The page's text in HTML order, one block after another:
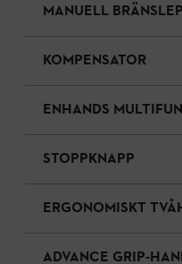
MANUELL
KOMPENSATOR
ENHANDS
STOPPKNAPP
ERGONOMISKT
ADVANCE GRIP-